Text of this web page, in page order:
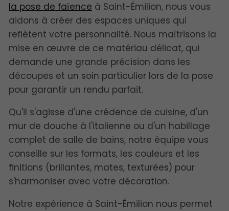
la pose de faïence à Saint-Émilion, nous vous
aidons à créer des espaces uniques qui
reflètent votre personnalité. Nous maîtrisons la
mise en œuvre de ce matériau délicat, qui
demande une grande précision dans les
découpes et un soin particulier lors de la pose
pour garantir un rendu parfait.
Qu'il s'agisse d'une crédence de cuisine, d'un
mur de douche à l'italienne ou d'un habillage
complet de salle de bains, notre équipe vous
conseille sur les formats, les couleurs et les
finitions (brillantes, mates, texturées) pour
s'harmoniser avec votre décoration.
Notre expérience à Saint-Émilion nous permet